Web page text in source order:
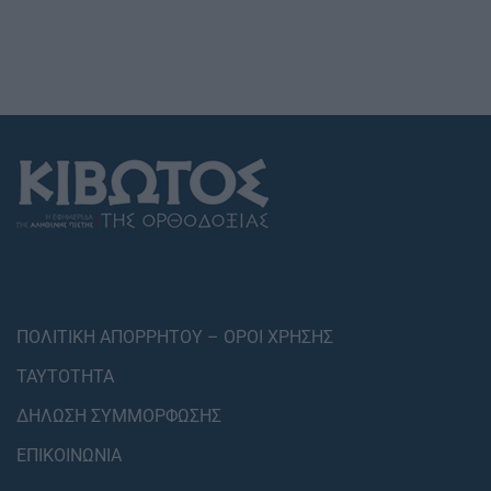
ΠΟΛΙΤΙΚΗ ΑΠΟΡΡΗΤΟΥ – ΟΡΟΙ ΧΡΗΣΗΣ
ΤΑΥΤΟΤΗΤΑ
ΔΗΛΩΣΗ ΣΥΜΜΟΡΦΩΣΗΣ
ΕΠΙΚΟΙΝΩΝΙΑ